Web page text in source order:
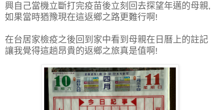
興自己當機立斷打完疫苗後立刻回去探望年邁的母親,
如果當時猶豫現在這返鄉之路更難行啊!
在台居家檢疫之後回到家中看到母親在日曆上的註記
讓我覺得這趟昂貴的返鄉之旅真是值啊!